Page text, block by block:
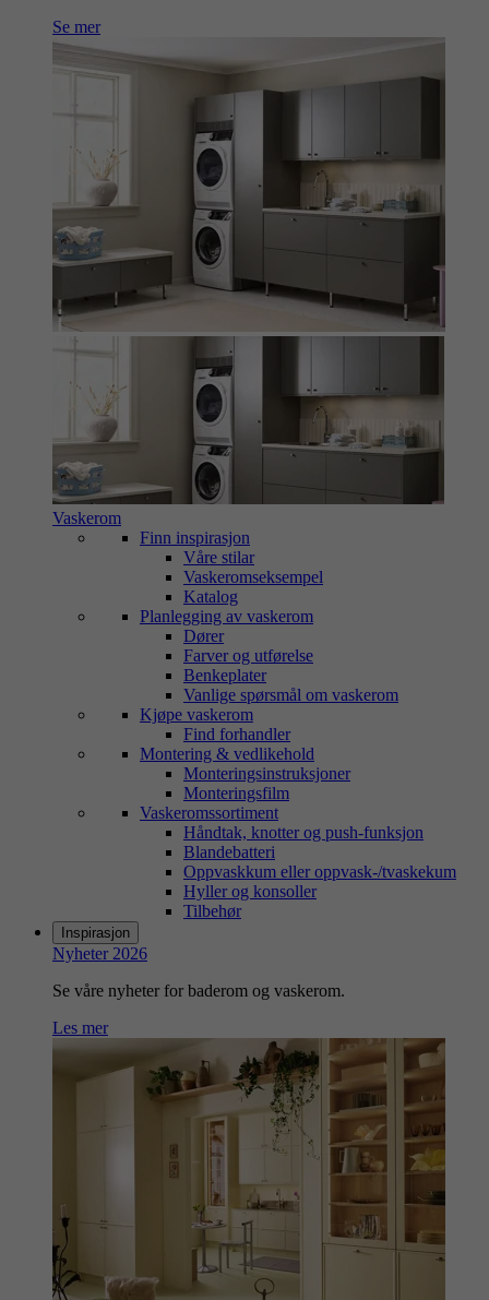
Se mer
Vaskerom
Finn inspirasjon
Våre stilar
Vaskeromseksempel
Katalog
Planlegging av vaskerom
Dører
Farver og utførelse
Benkeplater
Vanlige spørsmål om vaskerom
Kjøpe vaskerom
Find forhandler
Montering & vedlikehold
Monteringsinstruksjoner
Monteringsfilm
Vaskeromssortiment
Håndtak, knotter og push-funksjon
Blandebatteri
Oppvaskkum eller oppvask-/tvaskekum
Hyller og konsoller
Tilbehør
Inspirasjon
Nyheter 2026
Se våre nyheter for baderom og vaskerom.
Les mer